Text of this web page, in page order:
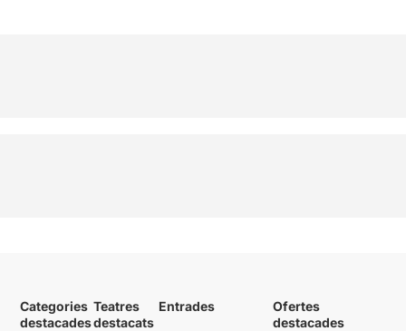
Categories
destacades
Teatres
destacats
Entrades
Ofertes
destacades